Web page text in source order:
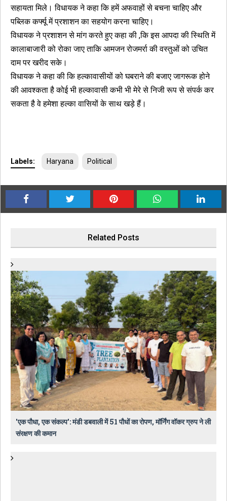
सहायता मिले। विधायक ने कहा कि हमें अफवाहों से बचना चाहिए और
पब्लिक कर्फ्यू में प्रशाशन का सहयोग करना चाहिए।
विधायक ने प्रशाशन से मांग करते हुए कहा की ,कि इस आपदा की स्थिति में
कालाबाजारी को रोका जाए ताकि आमजन रोजमर्रा की वस्तुओं को उचित
दाम पर खरीद सके।
विधायक ने कहा की कि हल्कावासीयों को घबराने की बजाए जागरूक होने
की आवश्कता है कोई भी हल्कावासी कभी भी मेरे से निजी रूप से संपर्क कर
सकता है वे हमेशा हल्का वासियों के साथ खड़े हैं।
Labels: Haryana Political
Related Posts
​'एक पौधा, एक संकल्प': मंडी डबवाली में 51 पौधों का रोपण, मॉर्निंग वॉकर ग्रुप ने ली
संरक्षण की कमान